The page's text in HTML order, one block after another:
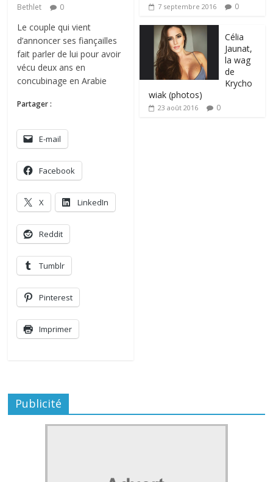
Bethlet
0
Le couple qui vient
d’annoncer ses fiançailles
fait parler de lui pour avoir
vécu deux ans en
concubinage en Arabie
Partager :
E-mail
Facebook
X LinkedIn
Reddit
Tumblr
Pinterest
Imprimer
7 septembre 2016 0
Célia
Jaunat,
la wag
de
Krycho
wiak (photos)
23 août 2016 0
Publicité